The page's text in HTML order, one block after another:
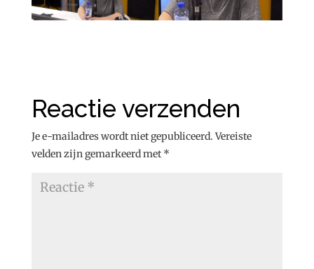
Reactie verzenden
Je e-mailadres wordt niet gepubliceerd. Vereiste
velden zijn gemarkeerd met *